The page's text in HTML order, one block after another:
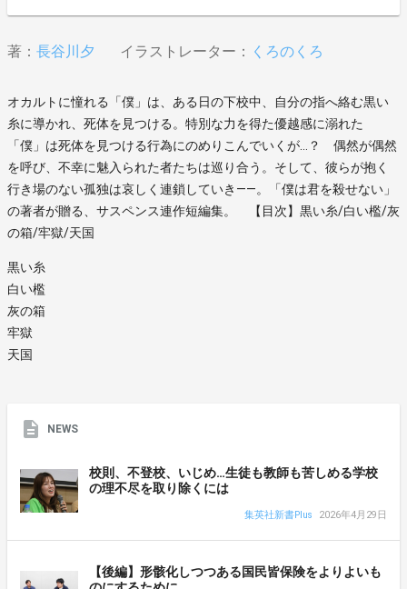
著： 長谷川夕 イラストレーター： くろのくろ
オカルトに憧れる「僕」は、ある日の下校中、自分の指へ絡む黒い
糸に導かれ、死体を見つける。特別な力を得た優越感に溺れた
「僕」は死体を見つける行為にのめりこんでいくが…？ 偶然が偶然
を呼び、不幸に魅入られた者たちは巡り合う。そして、彼らが抱く
行き場のない孤独は哀しく連鎖していき――。「僕は君を殺せない」
の著者が贈る、サスペンス連作短編集。 【目次】黒い糸/白い檻/灰
の箱/牢獄/天国
黒い糸
白い檻
灰の箱
牢獄
天国
NEWS
校則、不登校、いじめ…生徒も教師も苦しめる学校
の理不尽を取り除くには
集英社新書Plus 2026年4月29日
【後編】形骸化しつつある国民皆保険をよりよいも